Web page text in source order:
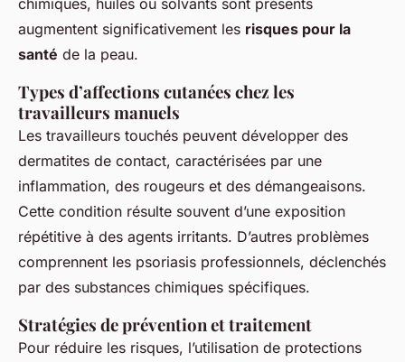
chimiques, huiles ou solvants sont présents
augmentent significativement les risques pour la
santé de la peau.
Types d’affections cutanées chez les
travailleurs manuels
Les travailleurs touchés peuvent développer des
dermatites de contact, caractérisées par une
inflammation, des rougeurs et des démangeaisons.
Cette condition résulte souvent d’une exposition
répétitive à des agents irritants. D’autres problèmes
comprennent les psoriasis professionnels, déclenchés
par des substances chimiques spécifiques.
Stratégies de prévention et traitement
Pour réduire les risques, l’utilisation de protections